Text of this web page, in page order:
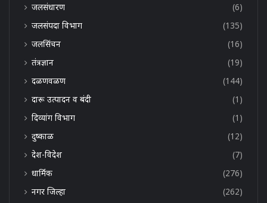
जलसंधारण
(6)
जलसंपदा विभाग
(135)
जलसिंचन
(16)
तंत्रज्ञान
(19)
दळणवळण
(144)
दारू उत्पादन व बंदी
(1)
दिव्यांग विभाग
(1)
दुष्काळ
(12)
देश-विदेश
(7)
धार्मिक
(276)
नगर जिल्हा
(262)